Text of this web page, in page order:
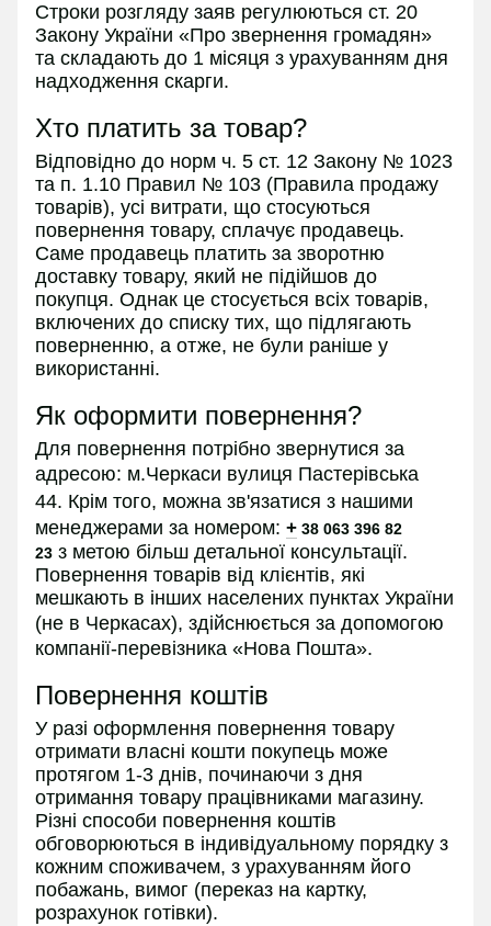
Строки розгляду заяв регулюються ст. 20
Закону України «Про звернення громадян»
та складають до 1 місяця з урахуванням дня
надходження скарги.
Хто платить за товар?
Відповідно до норм ч. 5 ст. 12 Закону № 1023
та п. 1.10 Правил № 103 (Правила продажу
товарів), усі витрати, що стосуються
повернення товару, сплачує продавець.
Саме продавець платить за зворотню
доставку товару, який не підійшов до
покупця. Однак це стосується всіх товарів,
включених до списку тих, що підлягають
поверненню, а отже, не були раніше у
використанні.
Як оформити повернення?
Для повернення потрібно звернутися за
адресою: м.Черкаси вулиця Пастерівська
44. Крім того, можна зв'язатися з нашими
менеджерами за номером: + 38 063 396 82
23 з метою більш детальної консультації.
Повернення товарів від клієнтів, які
мешкають в інших населених пунктах України
(не в Черкасах), здійснюється за допомогою
компанії-перевізника «Нова Пошта».
Повернення коштів
У разі оформлення повернення товару
отримати власні кошти покупець може
протягом 1-3 днів, починаючи з дня
отримання товару працівниками магазину.
Різні способи повернення коштів
обговорюються в індивідуальному порядку з
кожним споживачем, з урахуванням його
побажань, вимог (переказ на картку,
розрахунок готівки).